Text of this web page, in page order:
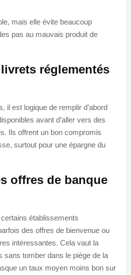
mais elle évite beaucoup
pas au mauvais produit de
réglementés
il est logique de remplir d’abord
avant d’aller vers des
Ils offrent un bon compromis
surtout pour une épargne du
offres de banque
établissements
des offres de bienvenue ou
intéressantes. Cela vaut la
sans tomber dans le piège de la
un taux moyen moins bon sur